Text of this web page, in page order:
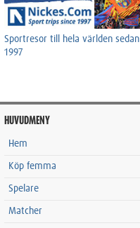
Sportresor till hela världen sedan
1997
HUVUDMENY
Hem
Köp femma
Spelare
Matcher